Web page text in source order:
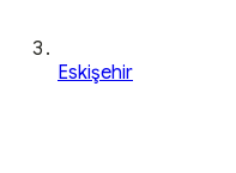
Eskişehir